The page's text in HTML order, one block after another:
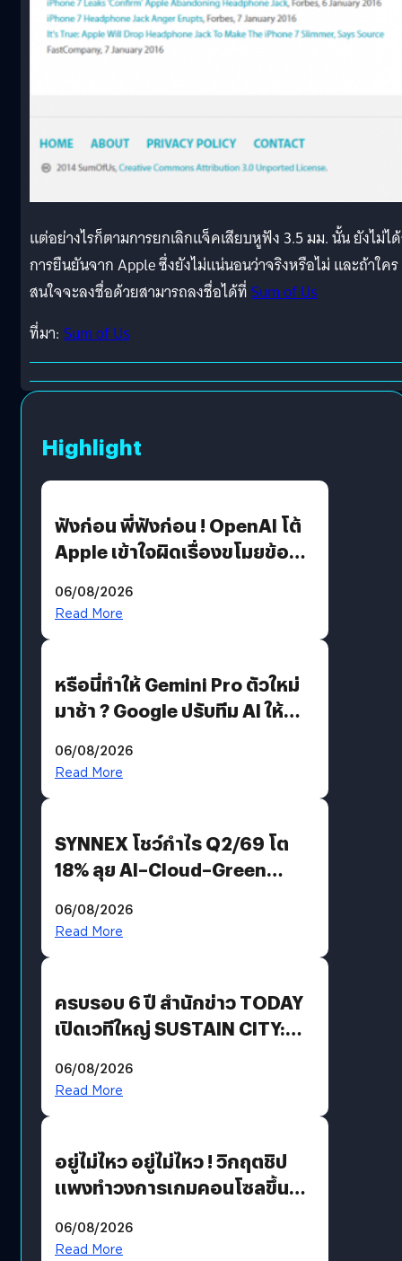
แต่อย่างไรก็ตามการยกเลิกแจ็คเสียบหูฟัง 3.5 มม. นั้น ยังไม่ไ
การยืนยันจาก Apple ซึ่งยังไม่แน่นอนว่าจริงหรือไม่ และถ้าใคร
สนใจจะลงชื่อด้วยสามารถลงชื่อได้ที่Sum of Us
ที่มา: Sum of Us
Highlight
ฟังก่อน พี่ฟังก่อน ! OpenAI โต้
Apple เข้าใจผิดเรื่องขโมยข้อมูล
06/08/2026
Read More
หรือนี่ทำให้ Gemini Pro ตัวใหม่
มาช้า ? Google ปรับทีม AI ให้
AGI
06/08/2026
Read More
SYNNEX โชว์กำไร Q2/69 โต
18% ลุย AI–Cloud–Green
Revenue เร่งเครื่อง New
06/08/2026
Read More
ครบรอบ 6 ปี สำนักข่าว TODAY
เปิดเวทีใหญ่ SUSTAIN CITY:
แนวทางปรับตัวสู่เศรษฐกิจสี
06/08/2026
Read More
อยู่ไม่ไหว อยู่ไม่ไหว ! วิกฤตชิป
แพงทำวงการเกมคอนโซลขึ้น
?
06/08/2026
Read More